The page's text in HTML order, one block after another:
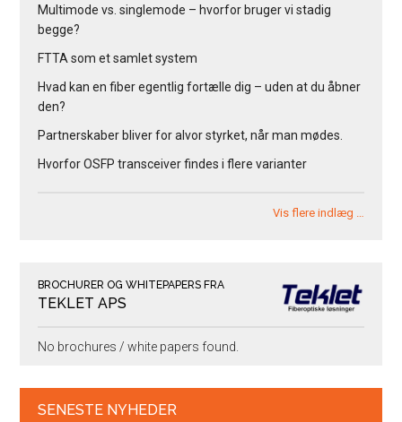
Multimode vs. singlemode – hvorfor bruger vi stadig
begge?
FTTA som et samlet system
Hvad kan en fiber egentlig fortælle dig – uden at du åbner
den?
Partnerskaber bliver for alvor styrket, når man mødes.
Hvorfor OSFP transceiver findes i flere varianter
Vis flere indlæg …
BROCHURER OG WHITEPAPERS FRA
TEKLET APS
No brochures / white papers found.
SENESTE NYHEDER